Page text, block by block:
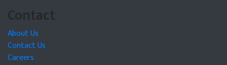
Contact
About Us
Contact Us
Careers